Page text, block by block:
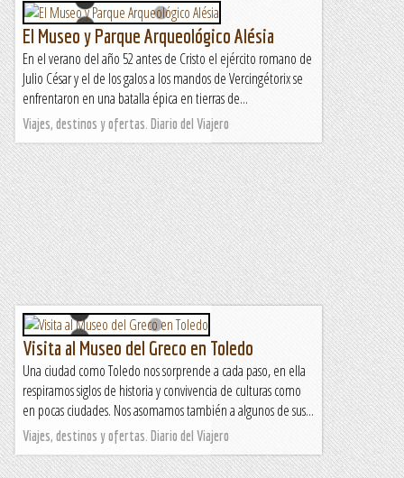
El Museo y Parque Arqueológico Alésia
En el verano del año 52 antes de Cristo el ejército romano de
Julio César y el de los galos a los mandos de Vercingétorix se
enfrentaron en una batalla épica en tierras de...
Viajes, destinos y ofertas. Diario del Viajero
Visita al Museo del Greco en Toledo
Una ciudad como Toledo nos sorprende a cada paso, en ella
respiramos siglos de historia y convivencia de culturas como
en pocas ciudades. Nos asomamos también a algunos de sus...
Viajes, destinos y ofertas. Diario del Viajero